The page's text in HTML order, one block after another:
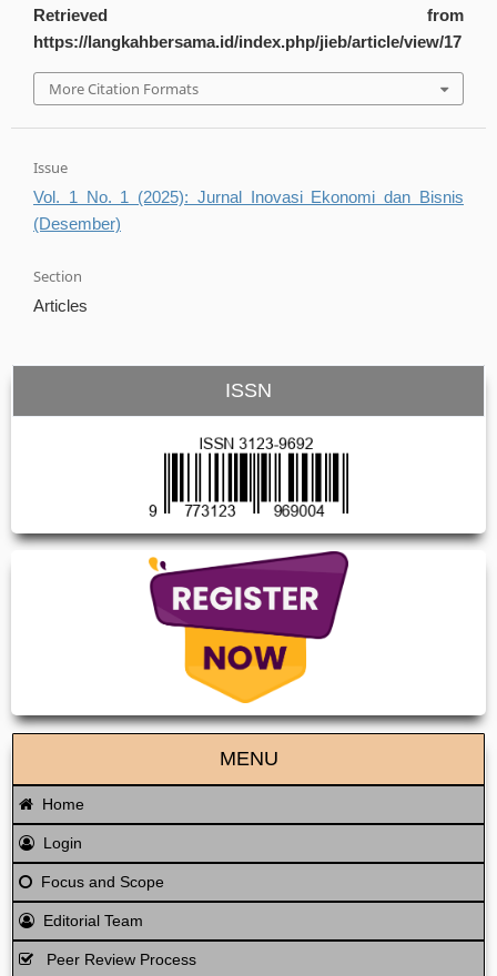
Retrieved from
https://langkahbersama.id/index.php/jieb/article/view/17
More Citation Formats
Issue
Vol. 1 No. 1 (2025): Jurnal Inovasi Ekonomi dan Bisnis
(Desember)
Section
Articles
ISSN
MENU
Home
Login
Focus and Scope
Editorial Team
Peer Review Process